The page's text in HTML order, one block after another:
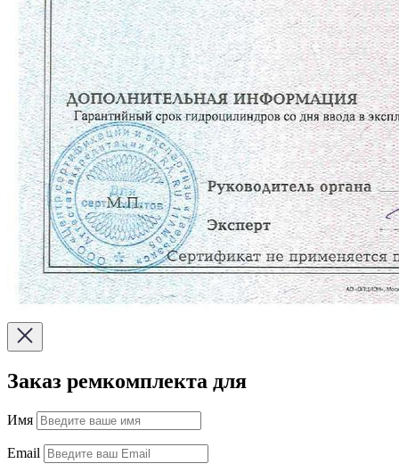
Заказ ремкомплекта для
Имя
Email